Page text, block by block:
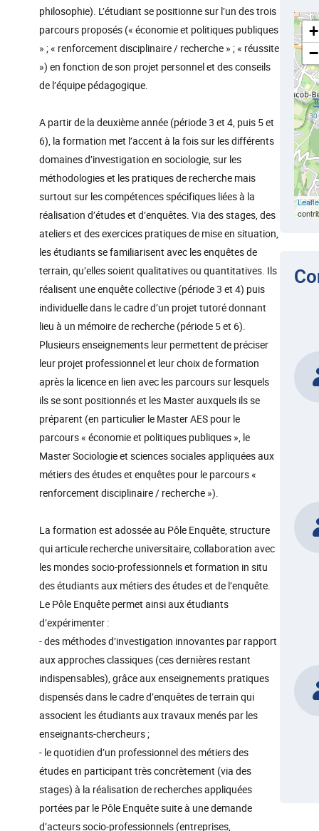
philosophie). L’étudiant se positionne sur l’un des trois
parcours proposés (« économie et politiques publiques
» ; « renforcement disciplinaire / recherche » ; « réussite
») en fonction de son projet personnel et des conseils
de l’équipe pédagogique.
A partir de la deuxième année (période 3 et 4, puis 5 et
6), la formation met l’accent à la fois sur les différents
domaines d’investigation en sociologie, sur les
méthodologies et les pratiques de recherche mais
surtout sur les compétences spécifiques liées à la
réalisation d’études et d’enquêtes. Via des stages, des
ateliers et des exercices pratiques de mise en situation,
les étudiants se familiarisent avec les enquêtes de
terrain, qu’elles soient qualitatives ou quantitatives. Ils
réalisent une enquête collective (période 3 et 4) puis
individuelle dans le cadre d’un projet tutoré donnant
lieu à un mémoire de recherche (période 5 et 6).
Plusieurs enseignements leur permettent de préciser
leur projet professionnel et leur choix de formation
après la licence en lien avec les parcours sur lesquels
ils se sont positionnés et les Master auxquels ils se
préparent (en particulier le Master AES pour le
parcours « économie et politiques publiques », le
Master Sociologie et sciences sociales appliquées aux
métiers des études et enquêtes pour le parcours «
renforcement disciplinaire / recherche »).
La formation est adossée au Pôle Enquête, structure
qui articule recherche universitaire, collaboration avec
les mondes socio-professionnels et formation in situ
des étudiants aux métiers des études et de l’enquête.
Le Pôle Enquête permet ainsi aux étudiants
d’expérimenter :
- des méthodes d’investigation innovantes par rapport
aux approches classiques (ces dernières restant
indispensables), grâce aux enseignements pratiques
dispensés dans le cadre d’enquêtes de terrain qui
associent les étudiants aux travaux menés par les
enseignants-chercheurs ;
- le quotidien d’un professionnel des métiers des
études en participant très concrètement (via des
stages) à la réalisation de recherches appliquées
portées par le Pôle Enquête suite à une demande
d’acteurs socio-professionnels (entreprises,
+
−